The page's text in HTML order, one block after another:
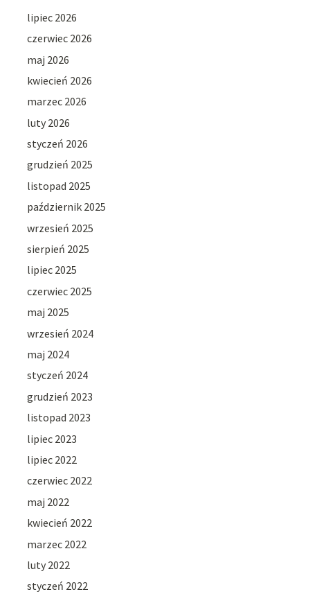
lipiec 2026
czerwiec 2026
maj 2026
kwiecień 2026
marzec 2026
luty 2026
styczeń 2026
grudzień 2025
listopad 2025
październik 2025
wrzesień 2025
sierpień 2025
lipiec 2025
czerwiec 2025
maj 2025
wrzesień 2024
maj 2024
styczeń 2024
grudzień 2023
listopad 2023
lipiec 2023
lipiec 2022
czerwiec 2022
maj 2022
kwiecień 2022
marzec 2022
luty 2022
styczeń 2022